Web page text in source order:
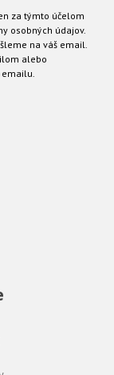
za týmto účelom
osobných údajov.
na váš email.
alebo